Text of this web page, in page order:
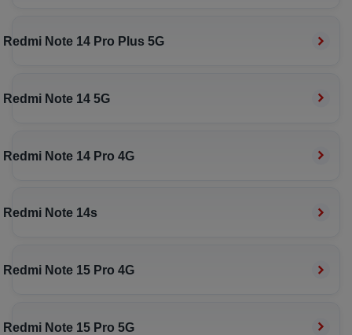
Redmi Note 14 Pro Plus 5G
Redmi Note 14 5G
Redmi Note 14 Pro 4G
Redmi Note 14s
Redmi Note 15 Pro 4G
Redmi Note 15 Pro 5G